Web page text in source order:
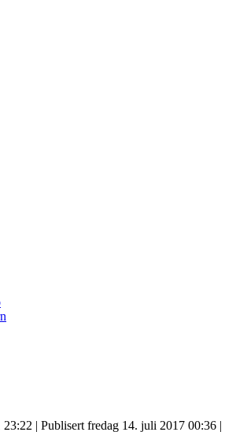
23:22 | Publisert fredag 14. juli 2017 00:36 |